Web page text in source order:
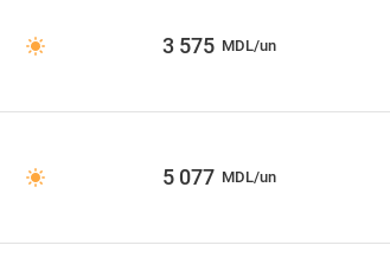
3 575 MDL/un
5 077 MDL/un